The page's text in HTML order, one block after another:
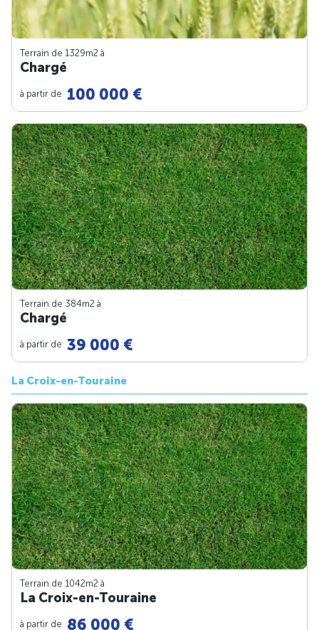
Terrain de 1329m2 à
Chargé
à partir de 100 000 €
Terrain de 384m2 à
Chargé
à partir de 39 000 €
La Croix-en-Touraine
Terrain de 1042m2 à
La Croix-en-Touraine
à partir de 86 000 €